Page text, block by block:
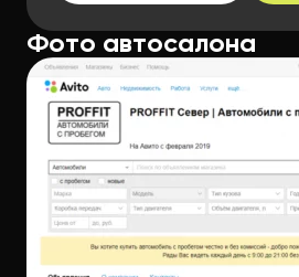
Фото автосалона